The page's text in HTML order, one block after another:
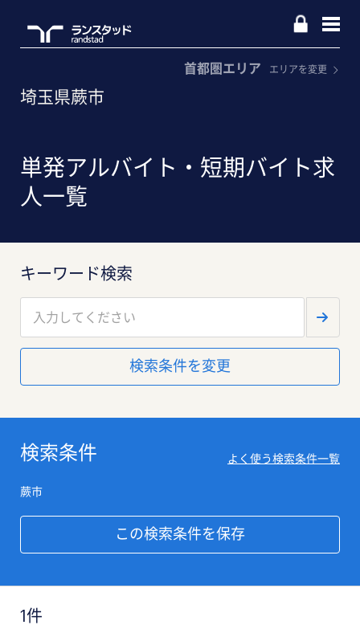
首都圏エリア エリアを変更
埼玉県蕨市
単発アルバイト・短期バイト求
人一覧
キーワード検索
検索条件を変更
検索条件 よく使う検索条件一覧
蕨市
この検索条件を保存
1件